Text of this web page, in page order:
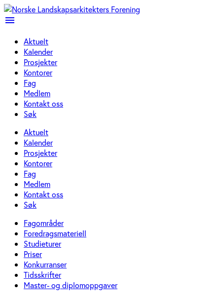
menu
Aktuelt
Kalender
Prosjekter
Kontorer
Fag
Medlem
Kontakt oss
Søk
Aktuelt
Kalender
Prosjekter
Kontorer
Fag
Medlem
Kontakt oss
Søk
Fagområder
Foredragsmateriell
Studieturer
Priser
Konkurranser
Tidsskrifter
Master- og diplomoppgaver